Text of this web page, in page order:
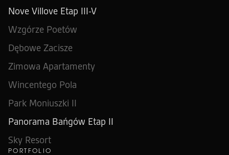
Nove Villove Etap III-V
Wzgórze Poetów
Dębowe Zacisze
Zimowa Apartamenty
Wincentego Pola
Park Moniuszki II
Panorama Bańgów Etap II
Sky Resort
PORTFOLIO